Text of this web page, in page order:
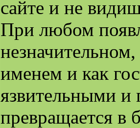
сайте и не
При любом
именем и как
язвительными
превращается в